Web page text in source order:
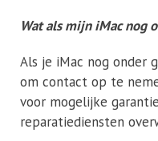
Wat als mijn iMac nog
Als je iMac nog onder
om contact op te
voor mogelijke
reparatiediensten